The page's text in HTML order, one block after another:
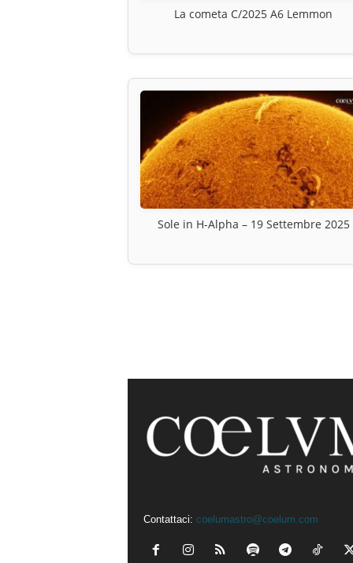
La cometa C/2025 A6 Lemmon
Sole in H-Alpha – 19 Settembre 2025
Contattaci: coelumastro@coelum.com